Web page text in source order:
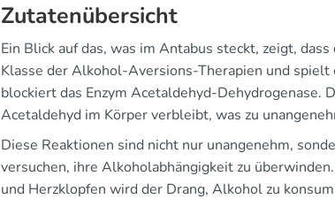
Zutatenübersicht
Ein Blick auf das, was im Antabus steckt, zeigt,
Klasse der Alkohol-Aversions-Therapien und
blockiert das Enzym Acetaldehyd-
Acetaldehyd im Körper verbleibt, was zu
Diese Reaktionen sind nicht nur unangenehm,
versuchen, ihre Alkoholabhängigkeit zu
und Herzklopfen wird der Drang, Alkohol zu